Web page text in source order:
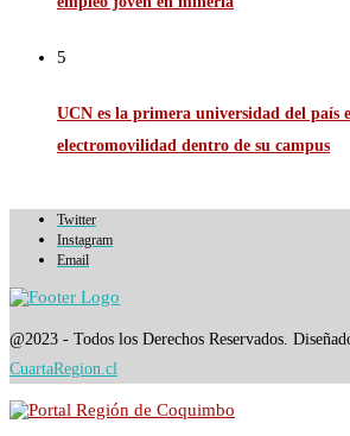
5
UCN es la primera universidad del país
electromovilidad dentro de su campus
Twitter
Instagram
Email
@2023 - Todos los Derechos Reservados.
CuartaRegion.cl